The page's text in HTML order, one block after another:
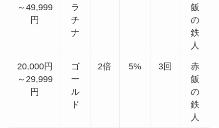
～49,999
円
ラ
チ
ナ
飯
の
鉄
人
20,000円
～29,999
円
ゴ
ー
ル
ド
2倍 5% 3回
赤
飯
の
鉄
人